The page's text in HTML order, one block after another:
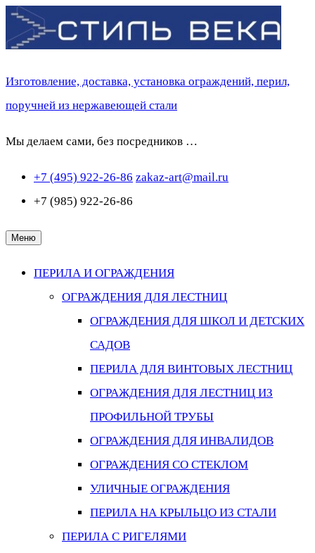
Перейти
к
Изготовление, доставка, установка ограждений, перил,
поручней из нержавеющей стали
Мы делаем сами, без посредников …
+7 (495) 922-26-86 zakaz-art@mail.ru
+7 (985) 922-26-86
Меню
ПЕРИЛА И ОГРАЖДЕНИЯ
ОГРАЖДЕНИЯ ДЛЯ ЛЕСТНИЦ
ОГРАЖДЕНИЯ ДЛЯ ШКОЛ И ДЕТСКИХ
САДОВ
ПЕРИЛА ДЛЯ ВИНТОВЫХ ЛЕСТНИЦ
ОГРАЖДЕНИЯ ДЛЯ ЛЕСТНИЦ ИЗ
ПРОФИЛЬНОЙ ТРУБЫ
ОГРАЖДЕНИЯ ДЛЯ ИНВАЛИДОВ
ОГРАЖДЕНИЯ СО СТЕКЛОМ
УЛИЧНЫЕ ОГРАЖДЕНИЯ
ПЕРИЛА НА КРЫЛЬЦО ИЗ СТАЛИ
ПЕРИЛА С РИГЕЛЯМИ